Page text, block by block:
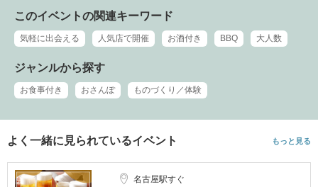
このイベントの関連キーワード
気軽に出会える 人気店で開催 お酒付き BBQ 大人数
ジャンルから探す
お食事付き おさんぽ ものづくり／体験
よく一緒に見られているイベント もっと見る
名古屋駅すぐ